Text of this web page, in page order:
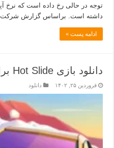
توجه در حالی رخ داده است که نرخ
داشته است. براساس گزارش شرکت
ادامه پست »
دانلود بازی Hot Slide برای موبایل
فروردین ۲۵, ۱۴۰۲ دانلود